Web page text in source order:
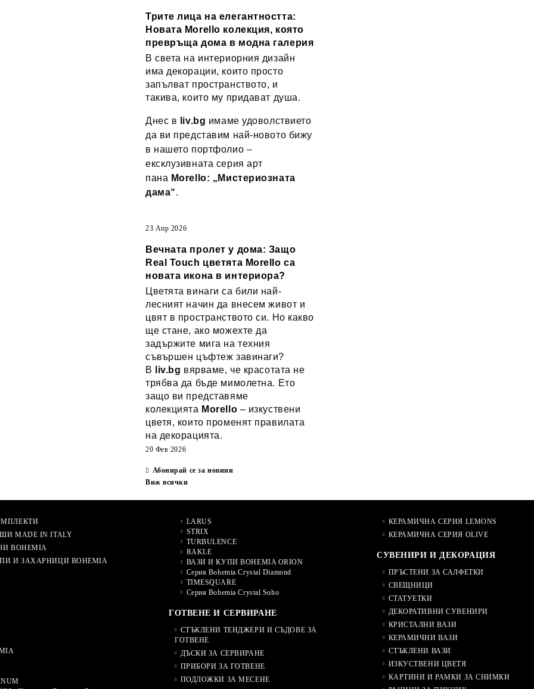
Трите лица на елегантността:
Новата Morello колекция, която
превръща дома в модна галерия
В света на интериорния дизайн
има декорации, които просто
запълват пространството, и
такива, които му придават душа.
Днес в liv.bg имаме удоволствието
да ви представим най-новото бижу
в нашето портфолио –
ексклузивната серия арт
пана Morello: „Мистериозната
дама“.
23 Апр 2026
Вечната пролет у дома: Защо
Real Touch цветята Morello са
новата икона в интериора?
Цветята винаги са били най-
лесният начин да внесем живот и
цвят в пространството си. Но какво
ще стане, ако можехте да
задържите мига на техния
съвършен цъфтеж завинаги?
В
liv.bg вярваме, че красотата не
трябва да бъде мимолетна. Ето
защо ви представяме
колекцията Morello – изкуствени
цветя, които променят правилата
на декорацията.
20 Фев 2026
Абонирай се за новини
Виж всички
MADE IN ITALY
BOHEMIA
И ЗАХАРНИЦИ BOHEMIA
LARUS
STRIX
TURBULENCE
RAKLE
ВАЗИ И КУПИ BOHEMIA ORION
Серия Bohemia Crystal Diamond
TIMESQUARE
Серия Bohemia Crystal Soho
ГОТВЕНЕ И СЕРВИРАНЕ
СТЪКЛЕНИ ТЕНДЖЕРИ И СЪДОВЕ ЗА
ГОТВЕНЕ
ДЪСКИ ЗА СЕРВИРАНЕ
ПРИБОРИ ЗА ГОТВЕНЕ
ПОДЛОЖКИ ЗА МЕСЕНЕ
КЕРАМИЧНА СЕРИЯ LEMONS
КЕРАМИЧНА СЕРИЯ OLIVE
СУВЕНИРИ И ДЕКОРАЦИЯ
ПРЪСТЕНИ ЗА САЛФЕТКИ
СВЕЩНИЦИ
СТАТУЕТКИ
ДЕКОРАТИВНИ СУВЕНИРИ
КРИСТАЛНИ ВАЗИ
КЕРАМИЧНИ ВАЗИ
СТЪКЛЕНИ ВАЗИ
ИЗКУСТВЕНИ ЦВЕТЯ
КАРТИНИ И РАМКИ ЗА СНИМКИ